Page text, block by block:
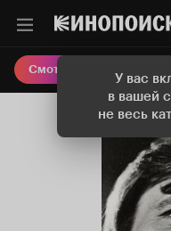
У вас
в вашей
не весь
Смотреть кино